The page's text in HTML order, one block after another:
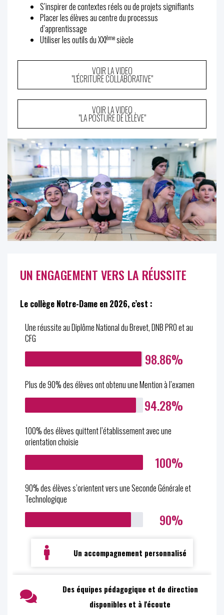
S’inspirer de contextes réels ou de projets signifiants
Placer les élèves au centre du processus
d’apprentissage
Utiliser les outils du XXIèmesiècle
VOIR LA VIDEO
"L'ÉCRITURE COLLABORATIVE"
VOIR LA VIDEO
"LA POSTURE DE L'ÉLÈVE"
UN ENGAGEMENT VERS LA RÉUSSITE
Le collège Notre-Dame en 2026, c’est :
Une réussite au Diplôme National du Brevet, DNB PRO et au
CFG
98.86%
Plus de 90% des élèves ont obtenu une Mention à l’examen
94.28%
100% des élèves quittent l’établissement avec une
orientation choisie
100%
90% des élèves s’orientent vers une Seconde Générale et
Technologique
90%
Un accompagnement personnalisé
Des équipes pédagogique et de direction
disponibles et à l'écoute